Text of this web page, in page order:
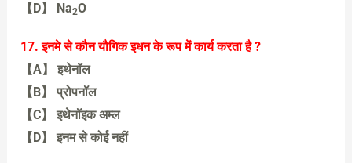
【D】 Na2O
【A】 CH4
17. इनमे से कौन यौगिक इधन के रूप में कार्य करता है ?
【A】 इथेनॉल
【B】 प्रोपनॉल
【C】 इथेनॉइक अम्ल
【D】 इनम से कोई नहीं